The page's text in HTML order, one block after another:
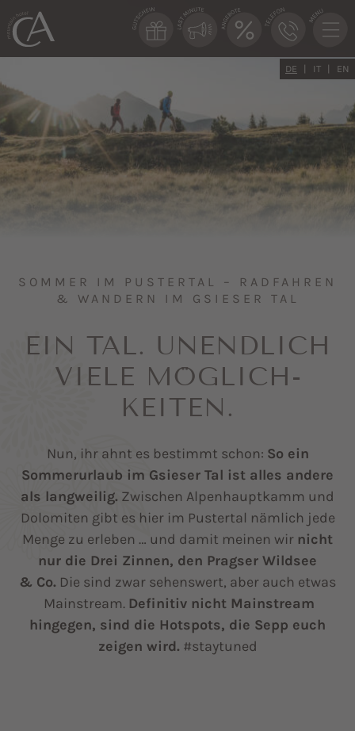
DE IT EN
SOMMER IM PUSTERTAL – RADFAHREN
& WANDERN IM GSIESER TAL
EIN TAL. UNENDLICH
VIELE MÖGLICH­
KEITEN.
Nun, ihr ahnt es bestimmt schon: So ein
Sommerurlaub im Gsieser Tal ist alles andere
als langweilig. Zwischen Alpenhauptkamm und
Dolomiten gibt es hier im Pustertal nämlich jede
Menge zu erleben … und damit meinen wir nicht
nur die Drei Zinnen, den Pragser Wildsee
& Co. Die sind zwar sehenswert, aber auch etwas
Mainstream. Definitiv nicht Mainstream
hingegen, sind die Hotspots, die Sepp euch
zeigen wird. #staytuned